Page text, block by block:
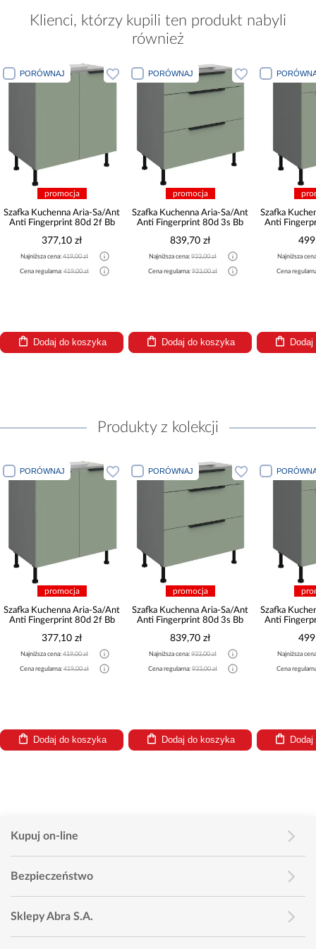
Klienci, którzy kupili ten produkt nabyli
również
PORÓWNAJ
promocja
Szafka Kuchenna Aria-Sa/Ant
Anti Fingerprint 80d 2f Bb
377,10 zł
Najniższa cena: 419,00 zł
Cena regularna: 419,00 zł
Dodaj do koszyka
PORÓWNAJ
promocja
Szafka Kuchenna Aria-Sa/Ant
Anti Fingerprint 80d 3s Bb
839,70 zł
Najniższa cena: 933,00 zł
Cena regularna: 933,00 zł
Dodaj do koszyka
Szafka
Anti
Najniższa
Cena
Produkty z kolekcji
PORÓWNAJ
promocja
Szafka Kuchenna Aria-Sa/Ant
Anti Fingerprint 80d 2f Bb
377,10 zł
Najniższa cena: 419,00 zł
Cena regularna: 419,00 zł
Dodaj do koszyka
PORÓWNAJ
promocja
Szafka Kuchenna Aria-Sa/Ant
Anti Fingerprint 80d 3s Bb
839,70 zł
Najniższa cena: 933,00 zł
Cena regularna: 933,00 zł
Dodaj do koszyka
Szafka
Anti
Najniższa
Cena
Kupuj on-line
Bezpieczeństwo
Sklepy Abra S.A.